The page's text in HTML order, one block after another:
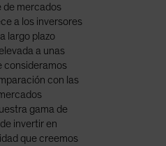
de mercados
a los inversores
largo plazo
a unas
consideramos
con las
gama de
invertir en
que creemos